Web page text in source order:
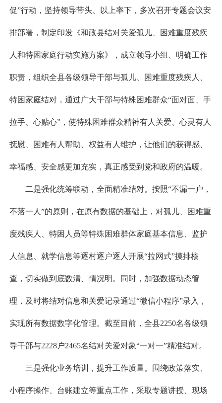
促”行动，坚持领导带头、以上率下，多次召开专题会议安
排部署，制定印发《和政县结对关爱孤儿、困难重度残疾
人和特困家庭行动实施方案》，成立领导小组、明确工作
职责，组织全县各级领导干部与孤儿、困难重度残疾人、
特困家庭结对，通过广大干部与特殊困难群众“面对面、手
拉手、心贴心”，使特殊困难群众精神有人关爱、心灵有人
抚慰、困难有人帮助、权益有人维护，让他们的获得感、
幸福感、安全感更加充实，真正感受到党和政府的温暖。
二是强化统筹联动，全面精准结对。按照“不漏一户，
不落一人”的原则，在原有数据的基础上，对孤儿、困难重
度残疾人、特困人员等特殊困难群体家庭基本信息、监护
人信息、就学信息等逐村逐户逐人开展“拉网式”摸排核
查，切实做到底数清、情况明。同时，加强数据动态管
理，及时将结对信息和关爱记录通过“微信小程序”录入，
实现所有数据数字化管理。截至目前，全县2250名各级领
导干部与2228户2465名结对关爱对象“一对一”精准结对。
三是强化业务培训，提升工作质量。围绕政策落实、
小程序操作、台账建立等重点工作，采取专题讲授、现场